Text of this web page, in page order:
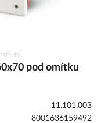
pod omítku
11.101.003
8001636159492